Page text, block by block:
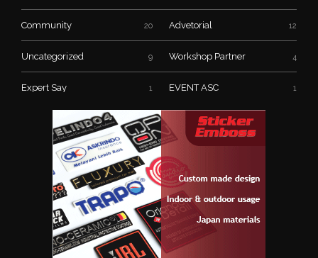
Community 20 Advetorial 12
Uncategorized 9 Workshop Partner 4
Expert Say 1 EVENT ASC 1